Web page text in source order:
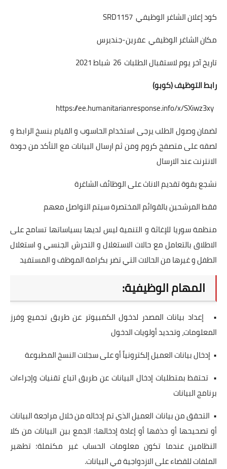
كود إعلان الشاغر الوظيفي SRD1157
مكان الشاغر الوظيفي عفرين-جنديرس
تاريخ آخر يوم لاستقبال الطلبات 26 شباط 2021
رابط التوظيف (كوبو)
https://ee.humanitarianresponse.info/x/SXiwz3xy
لضمان وصول الطلب يرجى استخدام الحاسوب و القيام بنسخ الرابط و
لصقه على متصفح كروم ومن ثم ارسال البيانات مع التأكد من جودة
الانترنت عند الارسال
نشجع بقوة تقديم الاناث على الوظائف الشاغرة
فقط المرشحين بالقوائم المختصرة سيتم التواصل معهم
منظمة سوريا للإغاثة و التنمية ليس لديها بسياساتها تسامح على
الاطلاق بالتعامل مع حالات الاستغلال و التحرش الجنسي و استغلال
الطفل و غيرها من الحالات التي تضر بكرامة الموظف و المستفيد
المهام الوظيفية:
• إعداد بيانات المصدر لدخول الكمبيوتر عن طريق تجميع وفرز
المعلومات، وتحديد أولويات الدخول
• إدخال بيانات العميل إلكترونياً أو على سجلات النسخ المطبوعة
• تحتفظ بمتطلبات إدخال البيانات عن طريق اتباع تقنيات وإجراءات
برنامج البيانات
• التحقق من بيانات العميل الذي تم إدخاله من خلال مراجعة البيانات
أو تصحيحها أو حذفها أو إعادة إدخالها؛ الجمع بين البيانات من كلا
النظامين عندما تكون معلومات الحساب غير مكتملة؛ تطهير
الملفات للقضاء على الازدواجية في البيانات.